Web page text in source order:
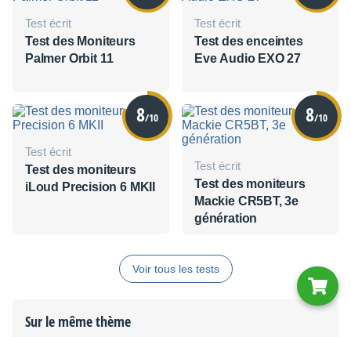
Test écrit
Test des Moniteurs
Palmer Orbit 11
Test écrit
Test des enceintes
Eve Audio EXO 27
8/10
Test écrit
Test des moniteurs
iLoud Precision 6 MKII
8/10
Test écrit
Test des moniteurs
Mackie CR5BT, 3e
génération
Voir tous les tests
Sur le même thème